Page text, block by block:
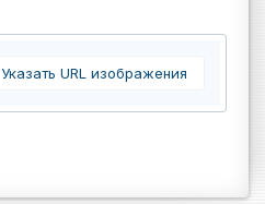
Указать URL изображения